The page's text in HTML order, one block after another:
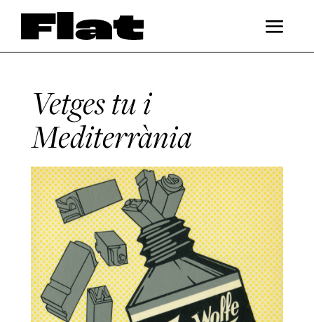
Vetges tu i
Mediterrània